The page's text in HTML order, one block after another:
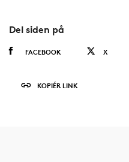
Del siden på
FACEBOOK X
KOPIÉR LINK